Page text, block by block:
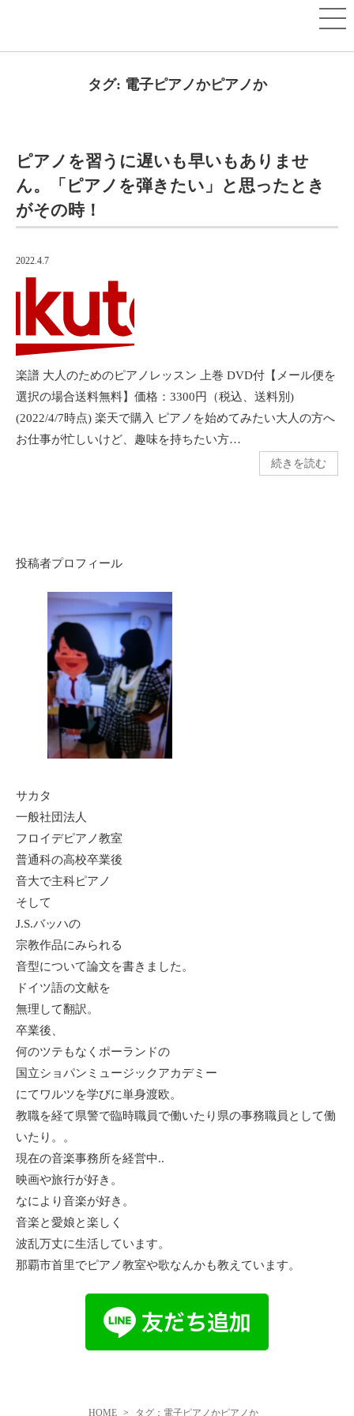
タグ: 電子ピアノかピアノか
ピアノを習うに遅いも早いもありませ
ん。「ピアノを弾きたい」と思ったとき
がその時！
2022.4.7
楽譜 大人のためのピアノレッスン 上巻 DVD付【メール便を
選択の場合送料無料】価格：3300円（税込、送料別)
(2022/4/7時点) 楽天で購入 ピアノを始めてみたい大人の方へ
お仕事が忙しいけど、趣味を持ちたい方…
続きを読む
投稿者プロフィール
サカタ
一般社団法人
フロイデピアノ教室
普通科の高校卒業後
音大で主科ピアノ
そして
J.S.バッハの
宗教作品にみられる
音型について論文を書きました。
ドイツ語の文献を
無理して翻訳。
卒業後、
何のツテもなくポーランドの
国立ショパンミュージックアカデミー
にてワルツを学びに単身渡欧。
教職を経て県警で臨時職員で働いたり県の事務職員として働
いたり。。
現在の音楽事務所を経営中..
映画や旅行が好き。
なにより音楽が好き。
音楽と愛娘と楽しく
波乱万丈に生活しています。
那覇市首里でピアノ教室や歌なんかも教えています。
HOME タグ：電子ピアノかピアノか